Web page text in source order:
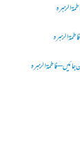
– فاطمۃالزہرہ